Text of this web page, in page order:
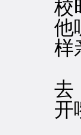
校
他
样
“
去
开